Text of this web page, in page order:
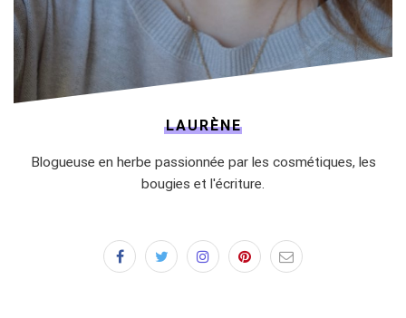
LAURÈNE
Blogueuse en herbe passionnée par les cosmétiques, les
bougies et l'écriture.